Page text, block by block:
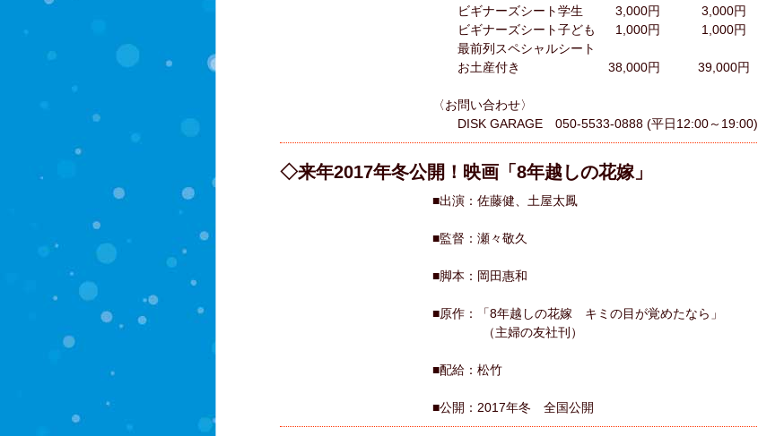
ビギナーズシート学生 3,000円 3,000円
ビギナーズシート子ども 1,000円 1,000円
最前列スペシャルシート
お土産付き 38,000円 39,000円
〈お問い合わせ〉
DISK GARAGE 050-5533-0888 (平日12:00～19:00)
◇来年2017年冬公開！映画「8年越しの花嫁」
■出演：佐藤健、土屋太鳳
■監督：瀬々敬久
■脚本：岡田惠和
■原作：「8年越しの花嫁 キミの目が覚めたなら」
（主婦の友社刊）
■配給：松竹
■公開：2017年冬 全国公開